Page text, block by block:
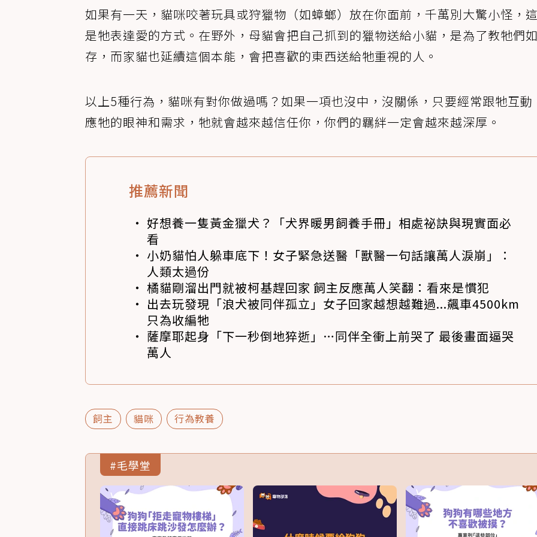
如果有一天，貓咪咬著玩具或狩獵物（如蟑螂）放在你面前，千萬別大驚小怪，
是牠表達愛的方式。在野外，母貓會把自己抓到的獵物送給小貓，是為了教牠們
存，而家貓也延續這個本能，會把喜歡的東西送給牠重視的人。
以上5種行為，貓咪有對你做過嗎？如果一項也沒中，沒關係，只要經常跟牠互動
應牠的眼神和需求，牠就會越來越信任你，你們的羈絆一定會越來越深厚。
推薦新聞
好想養一隻黃金獵犬？「犬界暖男飼養手冊」相處祕訣與現實面必
看
小奶貓怕人躲車底下！女子緊急送醫「獸醫一句話讓萬人淚崩」：
人類太過份
橘貓剛溜出門就被柯基趕回家 飼主反應萬人笑翻：看來是慣犯
出去玩發現「浪犬被同伴孤立」女子回家越想越難過...飆車4500km
只為收編牠
薩摩耶起身「下一秒倒地猝逝」…同伴全衝上前哭了 最後畫面逼哭
萬人
飼主 貓咪 行為教養
#毛學堂